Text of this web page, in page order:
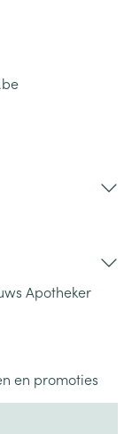
Apotheker
en promoties